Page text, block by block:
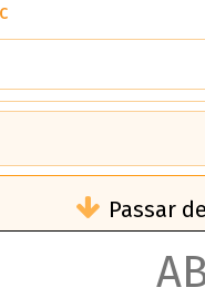
än ett klass G
50 liter bränsle med ett
vilken rutt du kör, samt
Passar